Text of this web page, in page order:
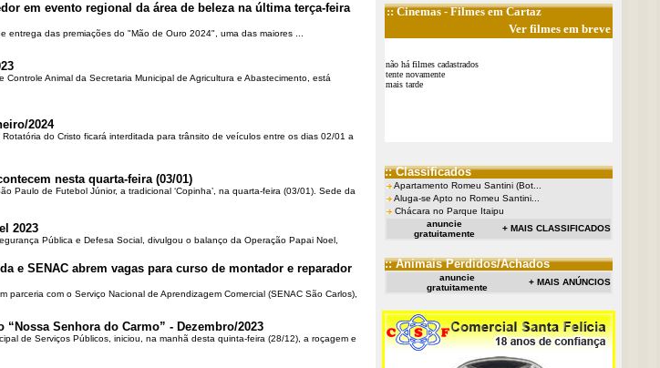
em evento regional da área de beleza na última terça-feira
das premiações do "Mão de Ouro 2024", uma das maiores ...
Animal da Secretaria Municipal de Agricultura e Abastecimento, está
2024
do Cristo ficará interditada para trânsito de veículos entre os dias 02/01 a
nesta quarta-feira (03/01)
Paulo de Futebol Júnior, a tradicional ‘Copinha’, na quarta-feira (03/01). Sede da
2023
Pública e Defesa Social, divulgou o balanço da Operação Papai Noel,
e SENAC abrem vagas para curso de montador e reparador
com o Serviço Nacional de Aprendizagem Comercial (SENAC São Carlos),
Senhora do Carmo” - Dezembro/2023
de Serviços Públicos, iniciou, na manhã desta quinta-feira (28/12), a roçagem e
::Cinemas- Filmes em Cartaz
Ver filmes em breve
não há filmes cadastrados
tente novamente
mais tarde
:: Classificados
Apartamento Romeu Santini (Bot...
Aluga-se Apto no Romeu Santini...
Chácara no Parque Itaipu
anuncie
gratuitamente
+ MAIS CLASSIFICADOS
:: Animais Perdidos/Achados
anuncie
gratuitamente
+ MAIS ANÚNCIOS